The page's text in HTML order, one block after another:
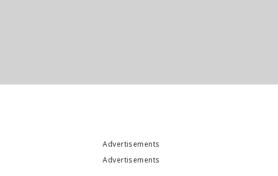
Advertisements
Advertisements